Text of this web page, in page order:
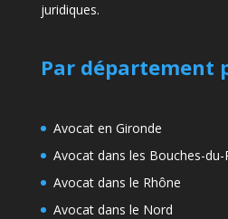
juridiques.
Par département
Avocat en Gironde
Avocat dans les Bouches-du-
Avocat dans le Rhône
Avocat dans le Nord